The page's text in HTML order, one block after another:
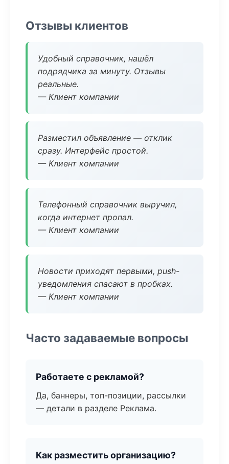
Отзывы клиентов
Удобный справочник, нашёл
подрядчика за минуту. Отзывы
реальные.
— Клиент компании
Разместил объявление — отклик
сразу. Интерфейс простой.
— Клиент компании
Телефонный справочник выручил,
когда интернет пропал.
— Клиент компании
Новости приходят первыми, push-
уведомления спасают в пробках.
— Клиент компании
Часто задаваемые вопросы
Работаете с рекламой?
Да, баннеры, топ-позиции, рассылки
— детали в разделе Реклама.
Как разместить организацию?